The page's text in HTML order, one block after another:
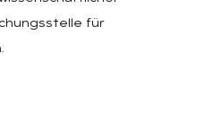
für